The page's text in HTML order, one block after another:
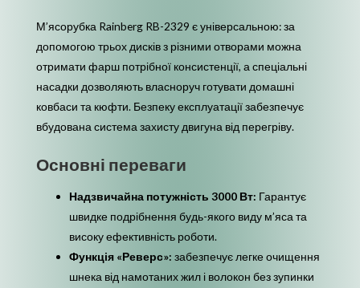
М’ясорубка Rainberg RB-2329 є універсальною: за
допомогою трьох дисків з різними отворами можна
отримати фарш потрібної консистенції, а спеціальні
насадки дозволяють власноруч готувати домашні
ковбаси та кюфти. Безпеку експлуатації забезпечує
вбудована система захисту двигуна від перегріву.
Основні переваги
Надзвичайна потужність 3000 Вт: Гарантує
швидке подрібнення будь-якого виду м’яса та
високу ефективність роботи.
Функція «Реверс»: забезпечує легке очищення
шнека від намотаних жил і волокон без зупинки